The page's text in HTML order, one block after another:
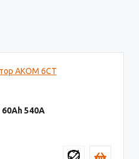
60 540